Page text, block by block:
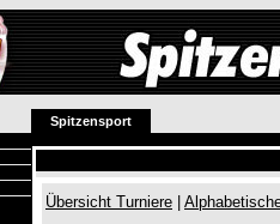
Spitzensport
Übersicht Turniere